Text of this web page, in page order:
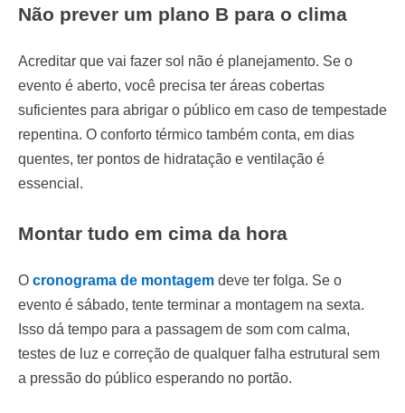
Não prever um plano B para o clima
Acreditar que vai fazer sol não é planejamento. Se o
evento é aberto, você precisa ter áreas cobertas
suficientes para abrigar o público em caso de tempestade
repentina. O conforto térmico também conta, em dias
quentes, ter pontos de hidratação e ventilação é
essencial.
Montar tudo em cima da hora
O cronograma de montagem deve ter folga. Se o
evento é sábado, tente terminar a montagem na sexta.
Isso dá tempo para a passagem de som com calma,
testes de luz e correção de qualquer falha estrutural sem
a pressão do público esperando no portão.